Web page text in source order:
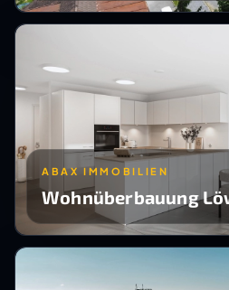
ABAX IMMOBILIEN
Wohnüberbauung